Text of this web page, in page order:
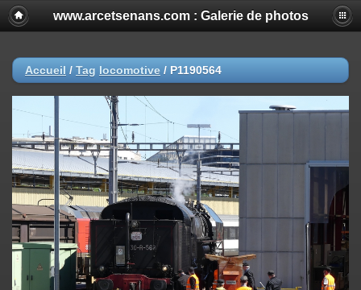
www.arcetsenans.com : Galerie de photos
Accueil / Tag locomotive / P1190564